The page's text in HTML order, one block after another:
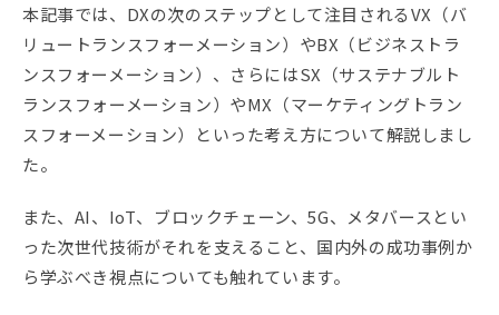
本記事では、DXの次のステップとして注目されるVX（バ
リュートランスフォーメーション）やBX（ビジネストラ
ンスフォーメーション）、さらにはSX（サステナブルト
ランスフォーメーション）やMX（マーケティングトラン
スフォーメーション）といった考え方について解説しまし
た。
また、AI、IoT、ブロックチェーン、5G、メタバースとい
った次世代技術がそれを支えること、国内外の成功事例か
ら学ぶべき視点についても触れています。